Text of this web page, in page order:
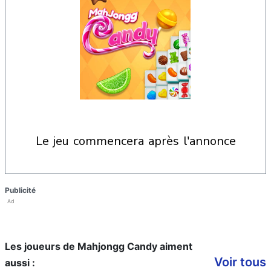
le jeu commencera après l'annonce
Publicité
Ad
Les joueurs de Mahjongg Candy aiment
aussi :
Voir tous